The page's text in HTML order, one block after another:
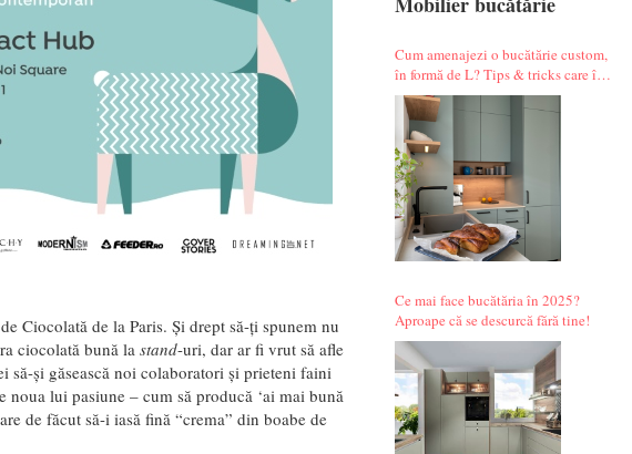
Cum amenajezi o bucătărie custom,
în formă de L? Tips & tricks care îți
fac alegerile mai simple.
Ce mai face bucătăria în 2025?
Aproape că se descurcă fără tine!
Ciocolată de la Paris. Și drept să-ți spunem nu
ciocolată bună lastand-uri, dar ar fi vrut să afle
și găsească noi colaboratori și prieteni faini
lui pasiune – cum să producă ‘ai mai bună
de făcut să-i iasă fină “crema” din boabe de